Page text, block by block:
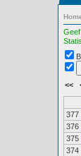
<<
377
376
375
374